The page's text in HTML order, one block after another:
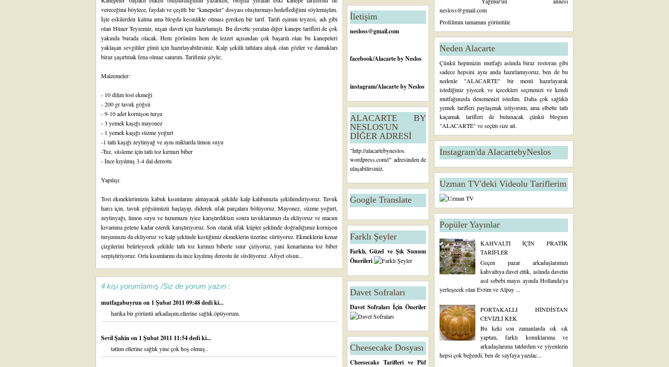
vereceğimi böylece, faydalı ve çeşitli bir "kanepeler" dosyası oluşturmayı hedeflediğimi söylemiştim.
İşte eskilerden kalma ama blogda kesinlikle olması gereken bir tarif. Tarifi eşimin teyzesi, adı gibi
olan Hüner Teyzemiz, nişan davetiiçin hazırlamıştı. Bu davette yeralan diğer kanepe tarifleri de çok
yakında burada olacak. Hem görünüm hem de lezzet açısından çok başarılı olan bu kanepeleri
yaklaşan sevgililer günü için hazırlayabilirsiniz. Kalp şekilli tatlılara alışık olan gözler ve damakları
biraz şaşırtmak fena olmaz sanırım. Tarifimiz şöyle;
Malzemeler:
- 10 dilim tost ekmeği
- 200 gr tavuk göğsü
- 9-10 adet kornişon turşu
- 3 yemek kaşığı mayonez
- 1 yemek kaşığı süzme yoğurt
-1 tatlı kaşığı zeytinyağ ve aynı miktarda limon suyu
-Tuz, süsleme için tatlı toz kırmızı biber
- İnce kıyılmış 3-4 dal dereotu
Yapılışı:
Tost ekmeklerimizin kabuk kısımlarını almayacak şekilde kalp kalıbımızla şekillendiriyoruz. Tavuk
harcı için, tavuk göğsümüzü haşlayıp, diderek ufak parçalara bölüyoruz. Mayonez, süzme yoğurt,
zeytinyağı, limon suyu ve tuzumuzu iyice karıştırdıktan sonra tavuklarımızı da ekliyoruz ve macun
kıvamına gelene kadar ezerek karıştırıyoruz. Son olarak ufak küpler şeklinde doğradığımız kornişon
turşumuzu da ekliyoruz ve kalp şeklinde kestiğimiz ekmeklerin üzerine sürüyoruz. Ekmeklerin kenar
çizgilerini belirleyecek şekilde tatlı toz kırmızı biberle sınır çiziyoruz, yani kenarlarına toz biber
serpiştiriyoruz. Orta kısımlarını da ince kıyılmış dereotu ile süslüyoruz. Afiyet olsun...
4 kişi yorumlamış /Siz de yorum yazın :
mutfagabuyrunon 1 Şubat 2011 09:48 dedi ki...
harika bir görüntü arkadaşım.ellerine sağlık.öpüyorum.
Sevil Şahinon 1 Şubat 2011 11:54 dedi ki...
tatlım ellerine sağlık yine çok hoş olmuş..
İletişim
nesloss@gmail.com
facebook/Alacarte by Neslos
instagram/Alacarte by Neslos
ALACARTE BY
NESLOS'UN
DİĞER ADRESİ
"http://alacartebyneslos.
wordpress.com//" adresinden de
ulaşabilirsiniz.
Google Translate
Farklı Şeyler
Farklı, Güzel ve Şık Sunum
Önerileri
Davet Sofraları
Davet Sofraları İçin Öneriler
Cheesecake Dosyası
Cheesecake Tarifleri ve Püf
nesloss@gmail.com
Profilimin tamamını görüntüle
Neden Alacarte
Çünkü hepimizin mutfağı aslında biraz restoran gibi
sadece hepsini aynı anda hazırlamıyoruz, ben de bu
nedenle "ALACARTE" bir menü hazırlayarak
istediğiniz yiyecek ve içecekleri seçmenizi ve kendi
mutfağınızda denemenizi istedim. Daha çok sağlıklı
yemek tarifleri paylaşmak istiyorum, ama elbette tatlı
kaçamak tarifleri de bulunacak çünkü blogum
"ALACARTE" ve seçim size ait.
Instagram'da AlacartebyNeslos
Uzman TV'deki Videolu Tariflerim
Popüler Yayınlar
KAHVALTI İÇİN PRATİK
TARİFLER
Geçen pazar arkadaşlarımızı
kahvaltıya davet ettik, aslında davetin
asıl sebebi mayıs ayında Hollanda'ya
yerleşecek olan Evrim ve Alpay ...
PORTAKALLI HİNDİSTAN
CEVİZLİ KEK
Bu keki son zamanlarda sık sık
yaptım, farklı konuklarıma ve
arkadaşlarıma tatdırdım ve yiyenlerin
hepsi çok beğendi, ben de sayfaya yazılac...